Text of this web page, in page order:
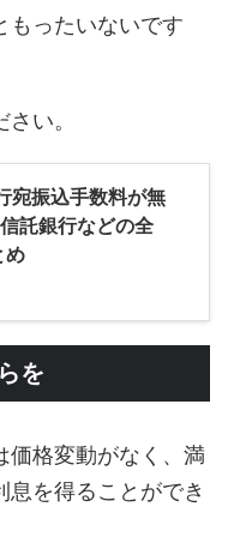
もったいないです
い。
宛振込手数料が無
託銀行などの全
め
を
価格変動がなく、満
を得ることができ